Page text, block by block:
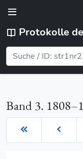
Protokolle
Band 3.